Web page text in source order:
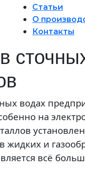
Статьи
О
Контакты
водах
на
и
всё